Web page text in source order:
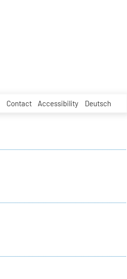
Contact Accessibility Deutsch